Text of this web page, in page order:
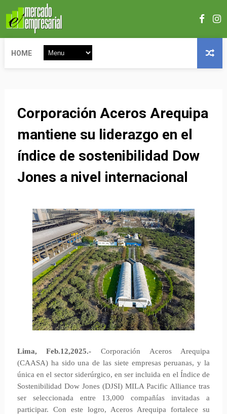
HOME
Corporación Aceros Arequipa
mantiene su liderazgo en el
índice de sostenibilidad Dow
Jones a nivel internacional
Lima, Feb.12,2025.- Corporación Aceros Arequipa
(CAASA) ha sido una de las siete empresas peruanas, y la
única en el sector siderúrgico, en ser incluida en el Índice de
Sostenibilidad Dow Jones (DJSI) MILA Pacific Alliance tras
ser seleccionada entre 13,000 compañías invitadas a
participar. Con este logro, Aceros Arequipa fortalece su